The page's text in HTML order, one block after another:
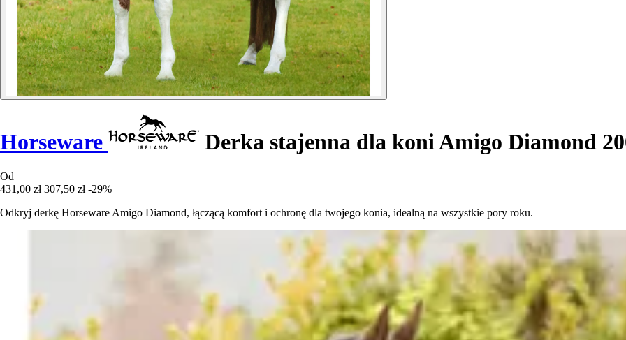
Horseware Derka stajenna dla koni Amigo Diamond
Od
431,00 zł 307,50 zł -29%
Odkryj derkę Horseware Amigo Diamond, łączącą komfort i ochronę dla twojego konia, idealną na wszystkie pory roku.